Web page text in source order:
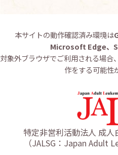
本サイトの動作確認済み環境は
Microsoft Edge、
対象外ブラウザでご利用される場
作をする可能性
特定非営利活動法人 成
（JALSG：Japan Adult